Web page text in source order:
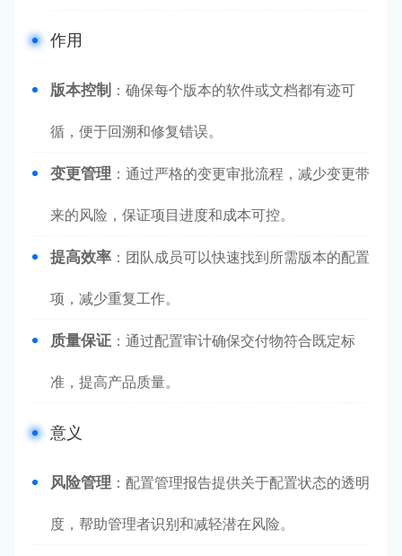
作用
版本控制 ：确保每个版本的软件或文档都有迹可
循，便于回溯和修复错误。
变更管理 ：通过严格的变更审批流程，减少变更带
来的风险，保证项目进度和成本可控。
提高效率 ：团队成员可以快速找到所需版本的配置
项，减少重复工作。
质量保证 ：通过配置审计确保交付物符合既定标
准，提高产品质量。
意义
风险管理 ：配置管理报告提供关于配置状态的透明
度，帮助管理者识别和减轻潜在风险。